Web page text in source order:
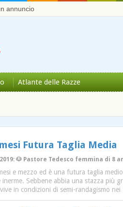
annuncio
Atlante delle Razze
Futura Taglia Media
🐶 Pastore Tedesco femmina di
e mezzo ed è una futura taglia
inerme. Sebbene abbia una stazza più
in condizioni di semi-randagismo